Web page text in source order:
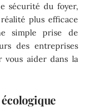
sécurité du foyer,
plus efficace
simple prise de
des entreprises
aider dans la